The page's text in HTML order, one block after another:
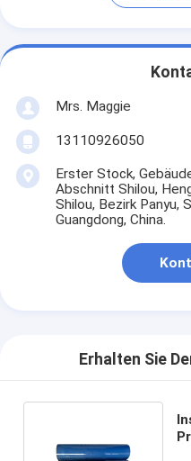
Mrs. Maggie
13110926050
Erster Stock,
Abschnitt Shilou,
Shilou, Bezirk Panyu,
Guangdong, China.
Erhalten Sie